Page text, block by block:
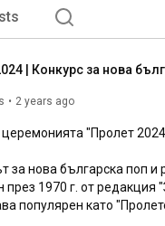
2 years ago
церемонията "Пролет
за нова българска поп и
през 1970 г. от редакция
популярен като